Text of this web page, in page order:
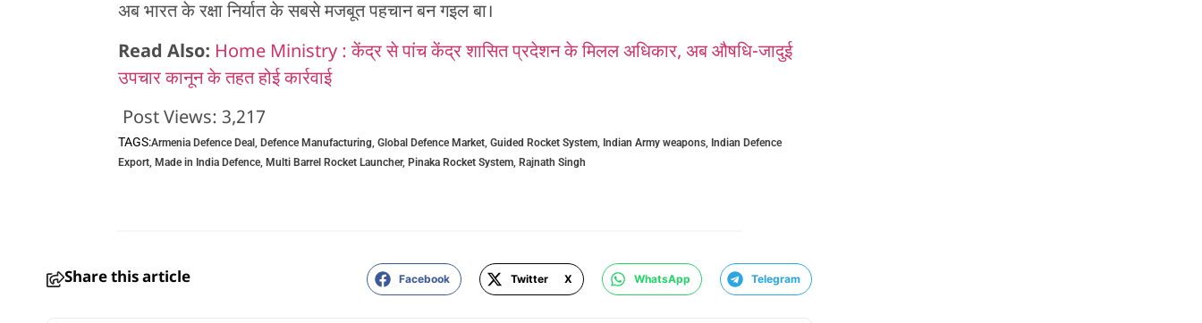
अब भारत के रक्षा निर्यात के सबसे मजबूत पहचान बन गइल बा।
Read Also: Home Ministry : केंद्र से पांच केंद्र शासित प्रदेशन के मिलल अधिकार, अब औषधि-जादुई
उपचार कानून के तहत होई कार्रवाई
Post Views: 3,217
TAGS:Armenia Defence Deal , Defence Manufacturing, Global Defence Market, Guided Rocket System, Indian Army weapons, Indian Defence
Export, Made in India Defence, Multi Barrel Rocket Launcher, Pinaka Rocket System, Rajnath Singh
Share this article Facebook Twitter X WhatsApp Telegram